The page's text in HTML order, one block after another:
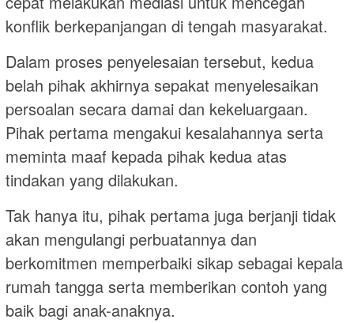
konflik berkepanjangan di tengah masyarakat.
Dalam proses penyelesaian tersebut, kedua
belah pihak akhirnya sepakat menyelesaikan
persoalan secara damai dan kekeluargaan.
Pihak pertama mengakui kesalahannya serta
meminta maaf kepada pihak kedua atas
tindakan yang dilakukan.
Tak hanya itu, pihak pertama juga berjanji tidak
akan mengulangi perbuatannya dan
berkomitmen memperbaiki sikap sebagai kepala
rumah tangga serta memberikan contoh yang
baik bagi anak-anaknya.